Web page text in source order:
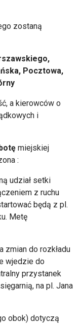
zostaną
ńska, Pocztowa,
a kierowców o
i
miejskiej
:
ą udział setki
z ruchu
będą z pl.
Metę
zmian do rozkładu
wjedzie do
przystanek
na pl. Jana
obok) dotyczą